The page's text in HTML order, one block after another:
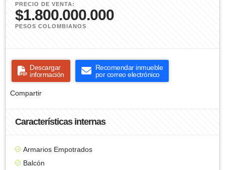
PRECIO DE VENTA:
$1.800.000.000
PESOS COLOMBIANOS
Descargar
información
Recomendar inmueble
por correo electrónico
Compartir
Características internas
Armarios Empotrados
Balcón